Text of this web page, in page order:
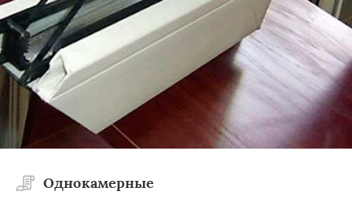
Однокамерные